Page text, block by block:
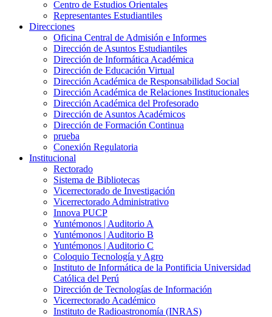
Centro de Estudios Orientales
Representantes Estudiantiles
Direcciones
Oficina Central de Admisión e Informes
Dirección de Asuntos Estudiantiles
Dirección de Informática Académica
Dirección de Educación Virtual
Dirección Académica de Responsabilidad Social
Dirección Académica de Relaciones Institucionales
Dirección Académica del Profesorado
Dirección de Asuntos Académicos
Dirección de Formación Continua
prueba
Conexión Regulatoria
Institucional
Rectorado
Sistema de Bibliotecas
Vicerrectorado de Investigación
Vicerrectorado Administrativo
Innova PUCP
Yuntémonos | Auditorio A
Yuntémonos | Auditorio B
Yuntémonos | Auditorio C
Coloquio Tecnología y Agro
Instituto de Informática de la Pontificia Universidad
Católica del Perú
Dirección de Tecnologías de Información
Vicerrectorado Académico
Instituto de Radioastronomía (INRAS)